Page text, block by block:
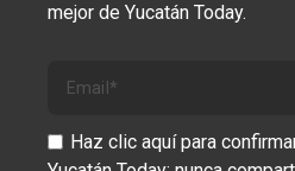
mejor de Yucatán Today.
Haz clic aquí para